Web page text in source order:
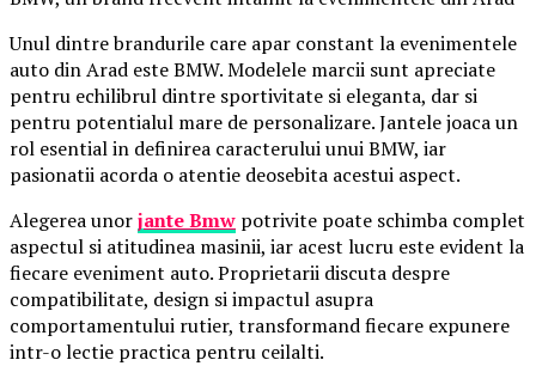
Unul dintre brandurile care apar constant la evenimentele
auto din Arad este BMW. Modelele marcii sunt apreciate
pentru echilibrul dintre sportivitate si eleganta, dar si
pentru potentialul mare de personalizare. Jantele joaca un
rol esential in definirea caracterului unui BMW, iar
pasionatii acorda o atentie deosebita acestui aspect.
Alegerea unorjante Bmw potrivite poate schimba complet
aspectul si atitudinea masinii, iar acest lucru este evident la
fiecare eveniment auto. Proprietarii discuta despre
compatibilitate, design si impactul asupra
comportamentului rutier, transformand fiecare expunere
intr-o lectie practica pentru ceilalti.